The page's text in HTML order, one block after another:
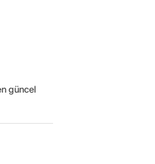
güncel